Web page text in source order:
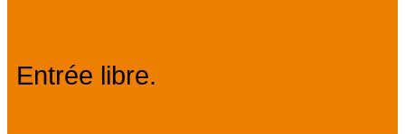
Entrée libre.